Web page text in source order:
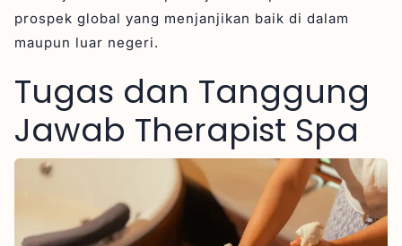
prospek global yang menjanjikan baik di dalam
maupun luar negeri.
Tugas dan Tanggung
Jawab Therapist Spa